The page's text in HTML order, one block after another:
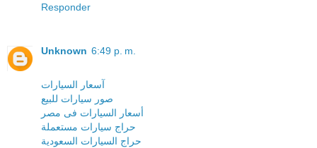
Responder
Unknown 6:49 p. m.
آسعار السيارات
صور سيارات للبيع
أسعار السيارات فى مصر
حراج سيارات مستعملة
حراج السيارات السعودية